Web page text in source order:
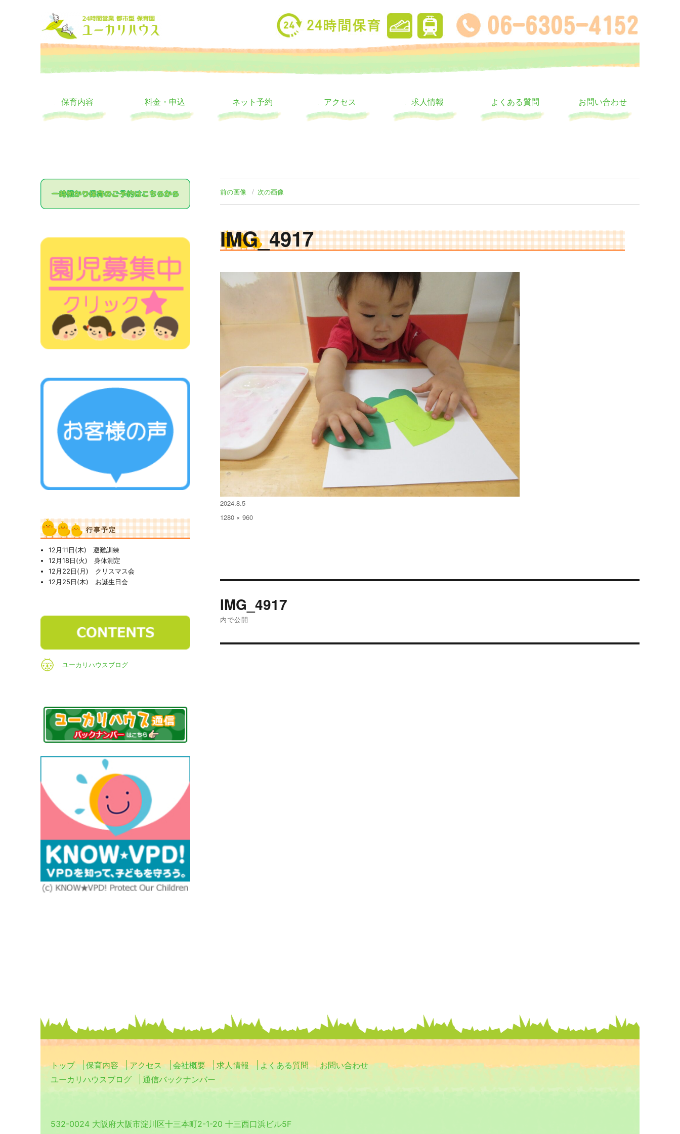
24時間託児所 ユーカリハウス
大阪の24時間託児所 ユーカリハウス 月極 一時保育 一時預かり
保育内容 料金・申込 ネット予約 アクセス 求人情報 よくある質問 お問い合わせ
前の画像 次の画像
IMG_4917
投
稿
2024.8.5
フ
1280 × 960
稿
IMG_4917
内で公開
行事予定
12月11日(木) 避難訓練
12月18日(火) 身体測定
12月22日(月) クリスマス会
12月25日(木) お誕生日会
ユーカリハウスブログ
トップ 保育内容 アクセス 会社概要 求人情報 よくある質問
お問い合わせ
ユーカリハウスブログ
通信バックナンバー
532-0024 大阪府大阪市淀川区十三本町2-1-20 十三西口浜ビル5F